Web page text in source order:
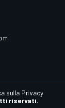
riservati.
sulla Privacy